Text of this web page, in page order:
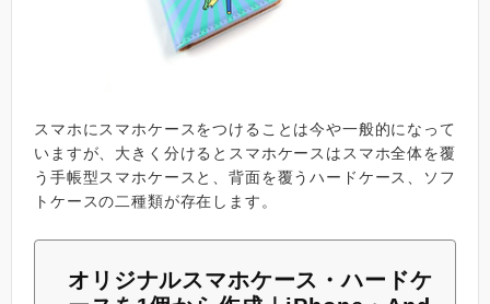
スマホにスマホケースをつけることは今や一般的になって
いますが、大きく分けるとスマホケースはスマホ全体を覆
う手帳型スマホケースと、背面を覆うハードケース、ソフ
トケースの二種類が存在します。
オリジナルスマホケース・ハードケ